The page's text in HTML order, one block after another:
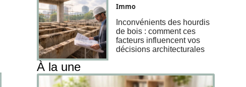
Immo
Inconvénients des hourdis
de bois : comment ces
facteurs influencent vos
décisions architecturales
À la une